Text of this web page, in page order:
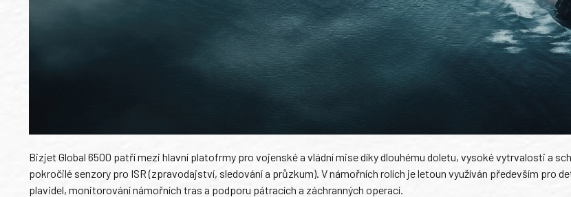
Bizjet Global 6500 patří mezi hlavní platofrmy pro vojenské a vládní mise díky dlouhému doletu, vysoké vytrvalosti a
pokročilé senzory pro ISR (zpravodajství, sledování a průzkum). V námořních rolích je letoun využíván především pro
plavidel, monitorování námořních tras a podporu pátracích a záchranných operací.